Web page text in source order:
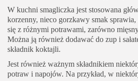
W kuchni smagliczka jest stosowana
korzenny, nieco gorzkawy smak
się z różnymi potrawami, zarówno
Można ją również dodawać do zup i
składnik koktajli.
Jest również ważnym składnikiem
potraw i napojów. Na przykład, w